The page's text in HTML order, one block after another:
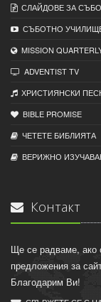
СЛАЙДОВЕ ЗА
СЪБОТНО
MISSION
ADVENTIST TV
ХРИСТИЯНСКИ
BIBLE PROMISE
ЧЕТЕТЕ БИБЛИЯТА
ВЕРИЖНО
Контакт
Ще се радваме, ако
предложения за
Благодарим Ви!